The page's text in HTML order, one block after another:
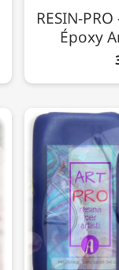
RESIN-
Époxy